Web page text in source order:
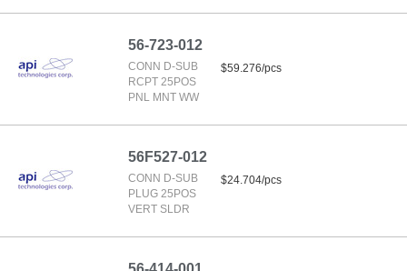
56-723-012
CONN D-SUB
RCPT 25POS
PNL MNT WW
$59.276/pcs
56F527-012
CONN D-SUB
PLUG 25POS
VERT SLDR
$24.704/pcs